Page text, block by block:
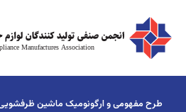
طرح مفهومی و ارگونومیک ماشین ظرفشویی